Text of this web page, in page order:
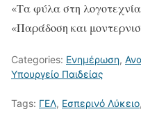
«Τα φύλα στη
«Παράδοση και
Categories: Ενημέρωση,
Υπουργείο Παιδείας
Tags: ΓΕΛ, Εσπερινό Λύκειο,